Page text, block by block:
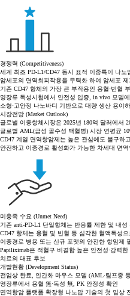
경쟁력 (Competitiveness)
세계 최초 PD-L1/CD47 동시 표적 이중특이 나노
암세포의 면역회피작용을 무력화 하여 암세포
기존 CD47 항체의 가장 큰 부작용인 용혈·빈혈
영장류 독성시험에서 안전성 입증, in vivo 모델
소형·고안정 나노바디 기반으로 대량 생산 용이
시장전망 (Market Outlook)
글로벌 이중항체시장은 2025년 180억 달러에서
글로벌 AML(급성 골수성 백혈병) 시장 연평균
CD47 계열 면역항암제는 높은 관심에도 불구하
안전하고 이중경로 활성화가 가능한 차세대 면
미충족 수요 (Unmet Need)
기존 anti-PD-L1 단일항체는 반응률 제한 및 내성
CD47 항체는 용혈 및 빈혈 등 심각한 혈액독성
이중경로 병용 또는 신규 포맷의 안전한 항암제
Papiliximab은 적혈구 비결합·높은 안전성·강력
치료의 대표 후보
개발현황 (Development Status)
전임상 완료, 인간화 마우스 모델 (AML·림프종
영장류에서 용혈 無·독성 無, PK 안정성 확인
면역항암 플랫폼 확장형 나노맙 기술의 첫 임상